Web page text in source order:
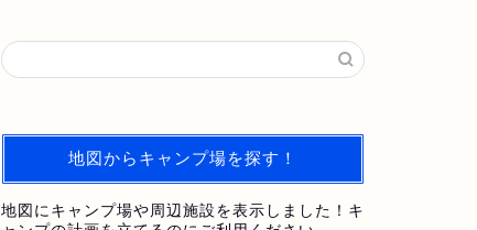
地図からキャンプ場を探す！
地図にキャンプ場や周辺施設を表示しました！キ